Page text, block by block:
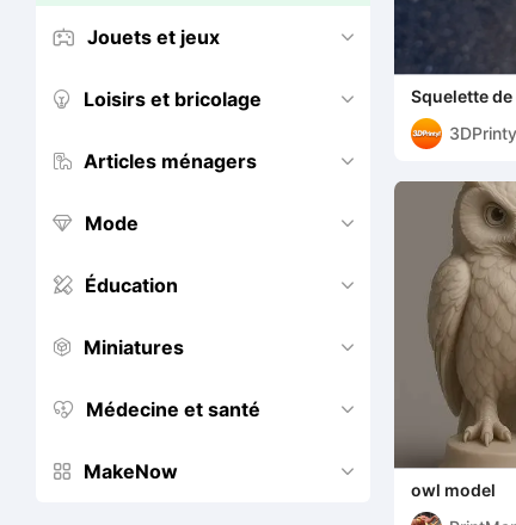
 Jouets et jeux 
 Loisirs et bricolage 
 Articles ménagers 
 Mode 
 Éducation 
 Miniatures 
 Médecine et santé 
 MakeNow 
Squelette
owl model